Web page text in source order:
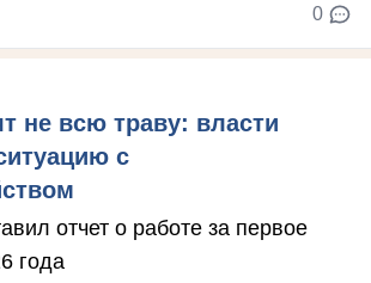
0
не всю траву: власти
с
отчет о работе за первое
года